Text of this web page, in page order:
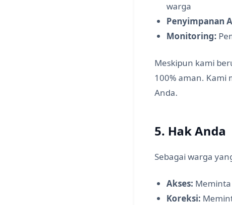
warga
Penyimpanan
Monitoring:
Meskipun kami
100% aman.
Anda.
5. Hak Anda
Sebagai warga
Akses:
Koreksi: